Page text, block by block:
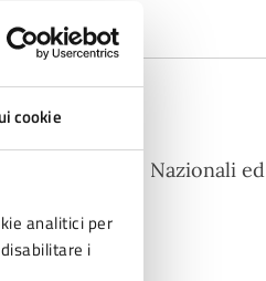
cookie
analitici per
i
Comunali, Nazionali ed